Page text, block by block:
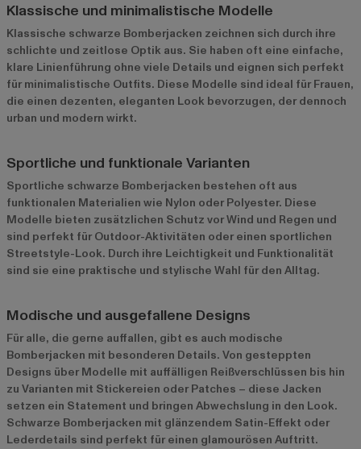
Klassische und minimalistische Modelle
Klassische schwarze Bomberjacken zeichnen sich durch ihre
schlichte und zeitlose Optik aus. Sie haben oft eine einfache,
klare Linienführung ohne viele Details und eignen sich perfekt
für minimalistische Outfits. Diese Modelle sind ideal für Frauen,
die einen dezenten, eleganten Look bevorzugen, der dennoch
urban und modern wirkt.
Sportliche und funktionale Varianten
Sportliche schwarze Bomberjacken bestehen oft aus
funktionalen Materialien wie Nylon oder Polyester. Diese
Modelle bieten zusätzlichen Schutz vor Wind und Regen und
sind perfekt für Outdoor-Aktivitäten oder einen sportlichen
Streetstyle-Look. Durch ihre Leichtigkeit und Funktionalität
sind sie eine praktische und stylische Wahl für den Alltag.
Modische und ausgefallene Designs
Für alle, die gerne auffallen, gibt es auch modische
Bomberjacken mit besonderen Details. Von gesteppten
Designs über Modelle mit auffälligen Reißverschlüssen bis hin
zu Varianten mit Stickereien oder Patches – diese Jacken
setzen ein Statement und bringen Abwechslung in den Look.
Schwarze Bomberjacken mit glänzendem Satin-Effekt oder
Lederdetails sind perfekt für einen glamourösen Auftritt.